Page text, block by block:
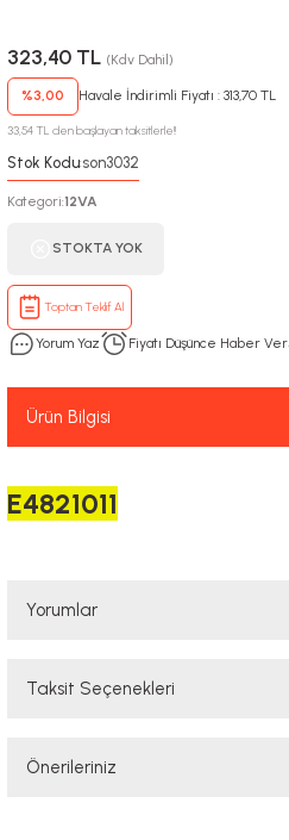
323,40 TL (Kdv Dahil)
%3,00 Havale İndirimli Fiyatı : 313,70 TL
33,54 TL den başlayan taksitlerle!!
Stok Kodu:son3032
Kategori:12VA
STOKTA YOK
Toptan Teklif Al
Yorum Yaz Fiyatı Düşünce Haber Ver
Ürün Bilgisi
E4821011
Yorumlar
Taksit Seçenekleri
Önerileriniz